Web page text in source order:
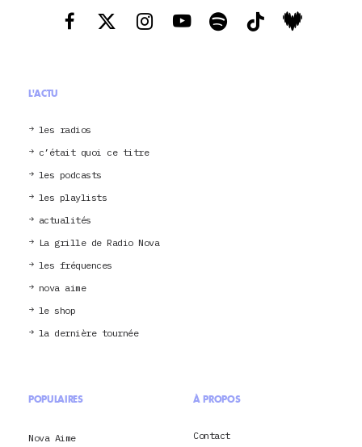
L'ACTU
les radios
c’était quoi ce titre
les podcasts
les playlists
actualités
La grille de Radio Nova
les fréquences
nova aime
le shop
la dernière tournée
POPULAIRES
Nova Aime
À PROPOS
Contact